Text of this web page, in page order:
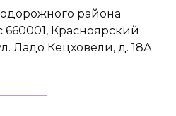
района
660001, Красноярский
Ладо Кецховели, д. 18А